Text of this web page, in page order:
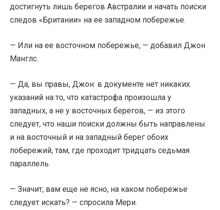
достигнуть лишь берегов Австралии и начать поиски
следов «Британии» на ее западном побережье.
— Или на ее восточном побережье, — добавил Джон
Манглс.
— Да, вы правы, Джон: в документе нет никаких
указаний на то, что катастрофа произошла у
западных, а не у восточных берегов, — из этого
следует, что наши поиски должны быть направлены
и на восточный и на западный берег обоих
побережий, там, где проходит тридцать седьмая
параллель.
— Значит, вам еще не ясно, на каком побережье
следует искать? — спросила Мери.